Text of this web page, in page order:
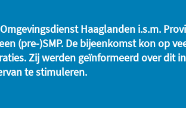
Haaglanden i.s.m.
(pre-)SMP. De bijeenkomst kon op
Zij werden geïnformeerd over dit
te stimuleren.